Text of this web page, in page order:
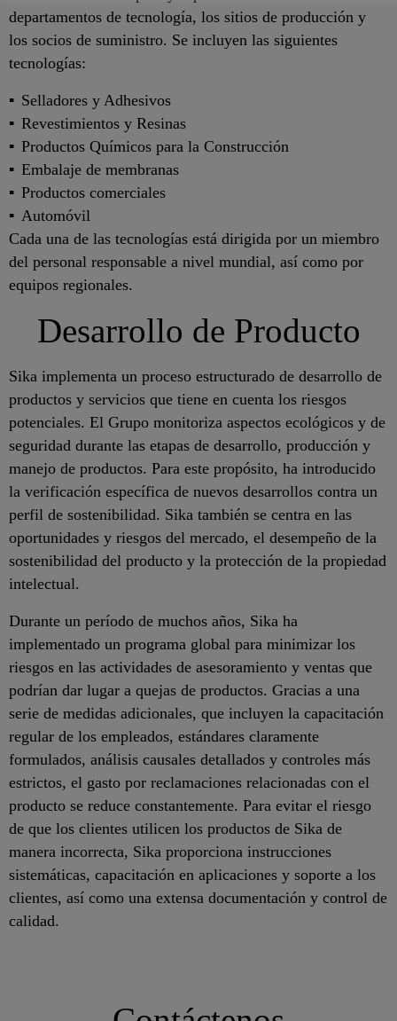
departamentos de tecnología, los sitios de producción y
los socios de suministro. Se incluyen las siguientes
tecnologías:
Selladores y Adhesivos
Revestimientos y Resinas
Productos Químicos para la Construcción
Embalaje de membranas
Productos comerciales
Automóvil
Cada una de las tecnologías está dirigida por un miembro
del personal responsable a nivel mundial, así como por
equipos regionales.
Desarrollo de Producto
Sika implementa un proceso estructurado de desarrollo de
productos y servicios que tiene en cuenta los riesgos
potenciales. El Grupo monitoriza aspectos ecológicos y de
seguridad durante las etapas de desarrollo, producción y
manejo de productos. Para este propósito, ha introducido
la verificación específica de nuevos desarrollos contra un
perfil de sostenibilidad. Sika también se centra en las
oportunidades y riesgos del mercado, el desempeño de la
sostenibilidad del producto y la protección de la propiedad
intelectual.
Durante un período de muchos años, Sika ha
implementado un programa global para minimizar los
riesgos en las actividades de asesoramiento y ventas que
podrían dar lugar a quejas de productos. Gracias a una
serie de medidas adicionales, que incluyen la capacitación
regular de los empleados, estándares claramente
formulados, análisis causales detallados y controles más
estrictos, el gasto por reclamaciones relacionadas con el
producto se reduce constantemente. Para evitar el riesgo
de que los clientes utilicen los productos de Sika de
manera incorrecta, Sika proporciona instrucciones
sistemáticas, capacitación en aplicaciones y soporte a los
clientes, así como una extensa documentación y control de
calidad.